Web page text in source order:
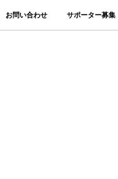
お問い合わせ サポーター募集